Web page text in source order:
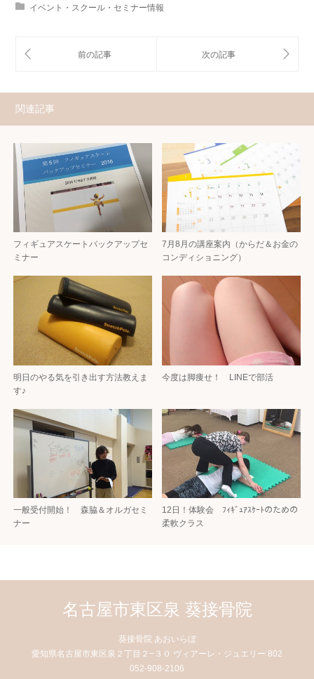
イベント・スクール・セミナー情報
関連記事
フィギュアスケートバックアップセ
ミナー
7月8月の講座案内（からだ＆お金の
コンディショニング）
明日のやる気を引き出す方法教えま
す♪
今度は脚痩せ！ LINEで部活
一般受付開始！ 森脇＆オルガセミ
ナー
12日！体験会 ﾌｨｷﾞｭｱｽｹｰﾄのための
柔軟クラス
名古屋市東区泉 葵接骨院
葵接骨院 あおいらぼ
愛知県名古屋市東区泉２丁目２−３０ ヴィアーレ・ジュエリー 802
052-908-2106